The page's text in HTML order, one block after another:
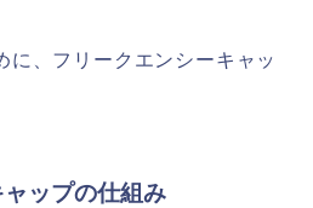
に、フリークエンシーキャッ
ップの仕組み